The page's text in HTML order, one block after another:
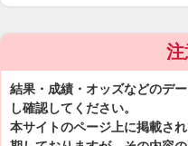
注
結果・成績・オッズなどのデ
し確認してください。
本サイトのページ上に掲載さ